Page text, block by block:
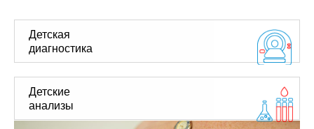
Детская
диагностика
Детские
анализы